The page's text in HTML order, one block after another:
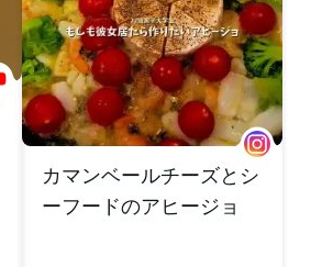
カマンベールチーズとシ
ーフードのアヒージョ